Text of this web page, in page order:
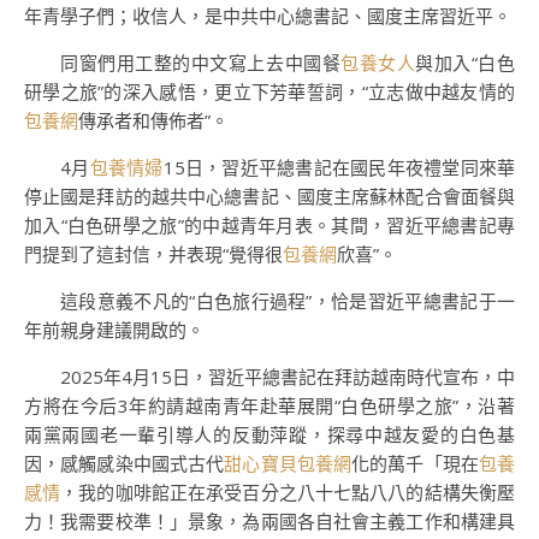
年青學子們；收信人，是中共中心總書記、國度主席習近平。
同窗們用工整的中文寫上去中國餐包養女人與加入“白色
研學之旅”的深入感悟，更立下芳華誓詞，“立志做中越友情的
包養網傳承者和傳佈者”。
4月包養情婦15日，習近平總書記在國民年夜禮堂同來華
停止國是拜訪的越共中心總書記、國度主席蘇林配合會面餐與
加入“白色研學之旅”的中越青年月表。其間，習近平總書記專
門提到了這封信，并表現“覺得很包養網欣喜”。
這段意義不凡的“白色旅行過程”，恰是習近平總書記于一
年前親身建議開啟的。
2025年4月15日，習近平總書記在拜訪越南時代宣布，中
方將在今后3年約請越南青年赴華展開“白色研學之旅”，沿著
兩黨兩國老一輩引導人的反動萍蹤，探尋中越友愛的白色基
因，感觸感染中國式古代甜心寶貝包養網化的萬千「現在包養
感情 ，我的咖啡館正在承受百分之八十七點八八的結構失衡壓
力！我需要校準！」景象，為兩國各自社會主義工作和構建具